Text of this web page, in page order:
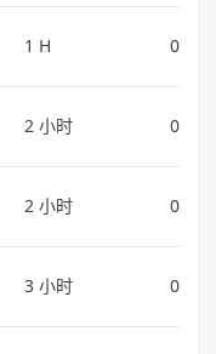
1 H 0
2 小时 0
2 小时 0
3 小时 0